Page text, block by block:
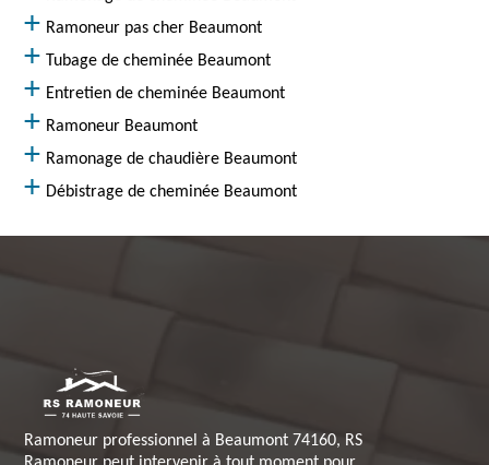
Ramoneur pas cher Beaumont
Tubage de cheminée Beaumont
Entretien de cheminée Beaumont
Ramoneur Beaumont
Ramonage de chaudière Beaumont
Débistrage de cheminée Beaumont
Ramoneur professionnel à Beaumont 74160, RS